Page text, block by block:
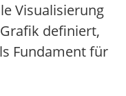
Visualisierung
definiert,
Fundament für